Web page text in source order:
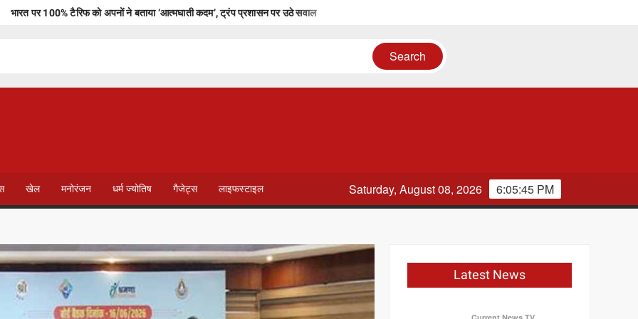
भारत पर 100% टैरिफ को अपनों ने बताया ‘आत्मघाती कदम’, ट्रंप प्रशासन पर उठे सवाल
तेज
खेल मनोरंजन धर्म ज्योतिष गैजेट्स लाइफस्टाइल 6:05:46 PM
Saturday, August 08, 2026
Latest News